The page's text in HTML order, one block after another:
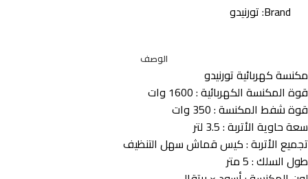
Brand: تورنيدو
الوصف
مكنسة كهربائية تورنيدو
قوة المكنسة الكهربائية : 1600 وات
قوة شفط المكنسة : 350 وات
سعة حاوية الأتربة : 3.5 لتر
تجميع الأتربة : كيس قماش سهل التنظيف
طول السلك : 5 متر